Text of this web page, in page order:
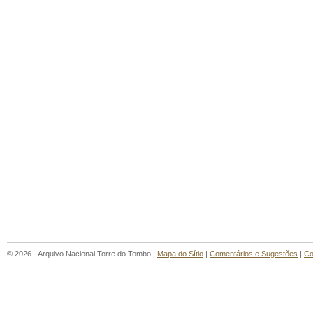
© 2026 - Arquivo Nacional Torre do Tombo | Mapa do Sítio | Comentários e Sugestões |